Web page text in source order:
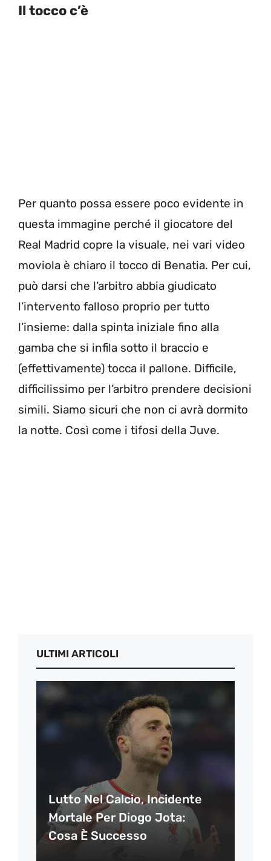
Il tocco c’è
Per quanto possa essere poco evidente in
questa immagine perché il giocatore del
Real Madrid copre la visuale, nei vari video
moviola è chiaro il tocco di Benatia. Per cui,
può darsi che l’arbitro abbia giudicato
l’intervento falloso proprio per tutto
l’insieme: dalla spinta iniziale fino alla
gamba che si infila sotto il braccio e
(effettivamente) tocca il pallone. Difficile,
difficilissimo per l’arbitro prendere decisioni
simili. Siamo sicuri che non ci avrà dormito
la notte. Così come i tifosi della Juve.
ULTIMI ARTICOLI
Lutto Nel Calcio, Incidente
Mortale Per Diogo Jota:
Cosa È Successo